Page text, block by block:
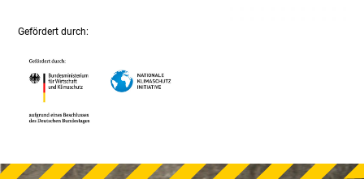
Gefördert durch: